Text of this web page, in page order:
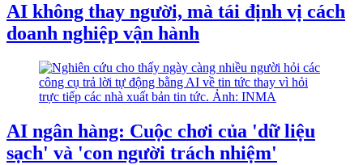
AI không thay người, mà tái định vị cách
doanh nghiệp vận hành
AI ngân hàng: Cuộc chơi của 'dữ liệu
sạch' và 'con người trách nhiệm'